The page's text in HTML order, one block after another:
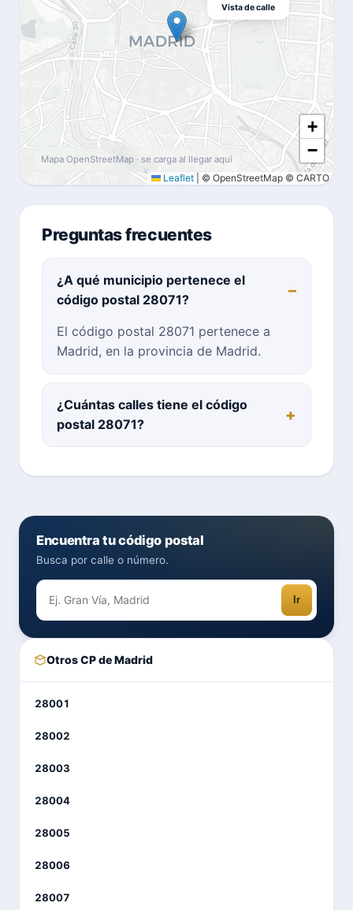
+
−
Leaflet © OpenStreetMap © CARTO
Vista de calle
Mapa OpenStreetMap · se carga al llegar aquí
Preguntas frecuentes
¿A qué municipio pertenece el
código postal 28071?
El código postal 28071 pertenece a
Madrid, en la provincia de Madrid.
¿Cuántas calles tiene el código
postal 28071?
Encuentra tu código postal
Busca por calle o número.
Ir
Otros CP de Madrid
28001
28002
28003
28004
28005
28006
28007